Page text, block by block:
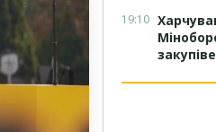
19:10